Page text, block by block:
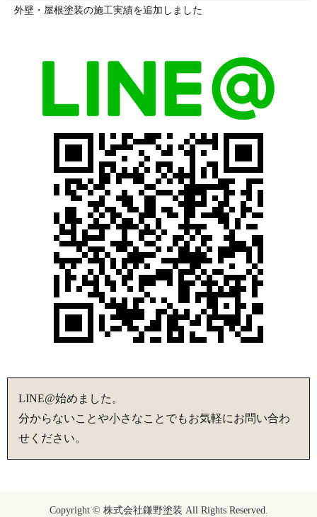
外壁・屋根塗装の施工実績を追加しました
LINE@始めました。
分からないことや小さなことでもお気軽にお問い合わ
せください。
Copyright © 株式会社鎌野塗装 All Rights Reserved.